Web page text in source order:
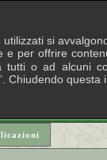
si
e per offrire
o ad alcuni
Chiudendo